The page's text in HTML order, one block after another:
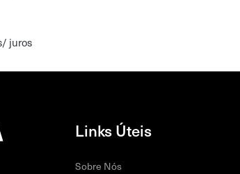
juros
Links Úteis
Sobre Nós